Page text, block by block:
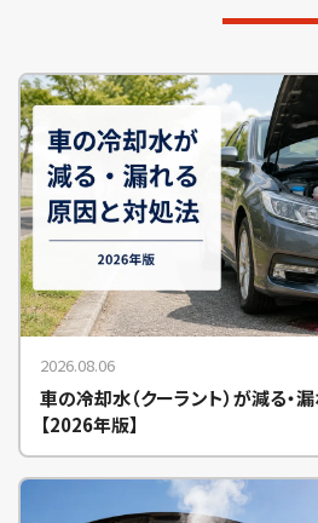
2026.08.06
車の冷却水（クーラント）が減る・
【2026年版】